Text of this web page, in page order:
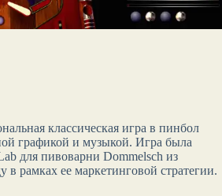
классическая игра в пинбол
графикой и музыкой. Игра была
для пивоварни Dommelsch из
в рамках ее маркетинговой стратегии.